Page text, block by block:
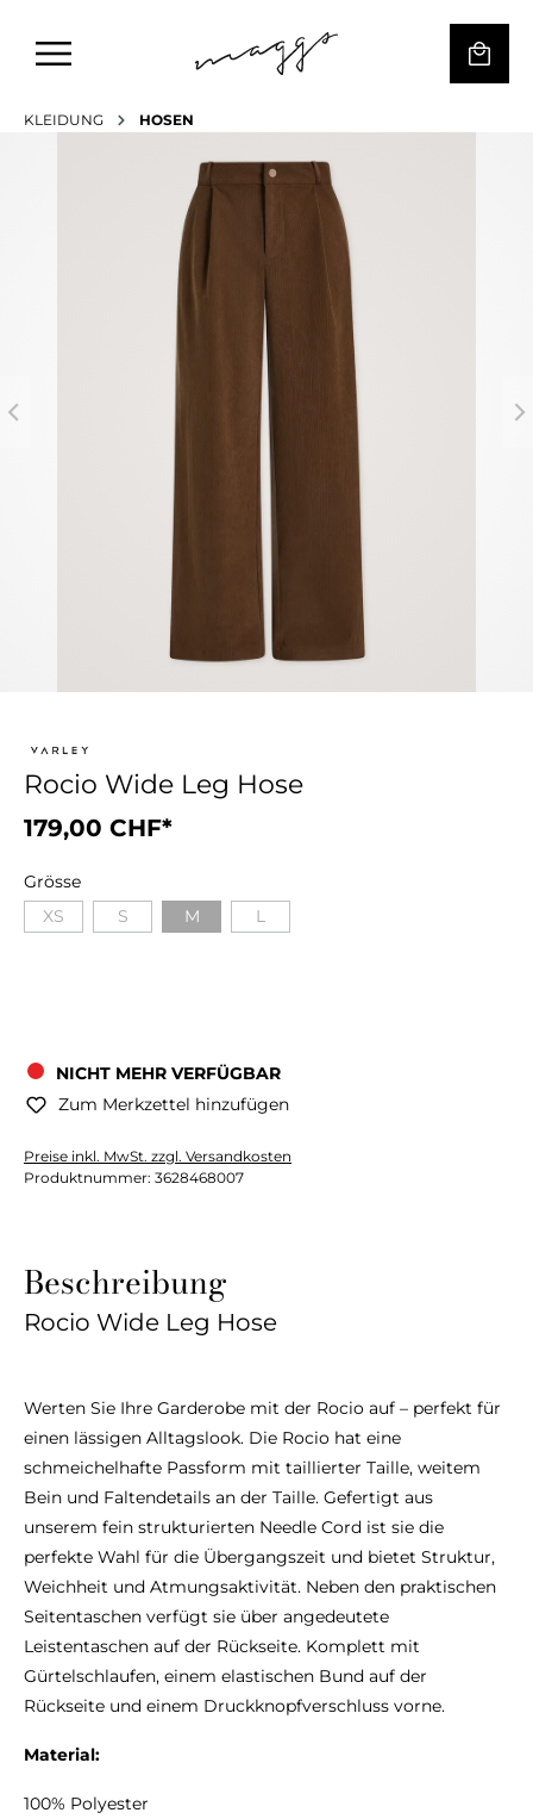
KLEIDUNG HOSEN
Rocio Wide Leg Hose
179,00 CHF*
Grösse
XS
S M L
NICHT MEHR VERFÜGBAR
Zum Merkzettel hinzufügen
Preise inkl. MwSt. zzgl. Versandkosten
Produktnummer: 3628468007
Beschreibung
Rocio Wide Leg Hose
Werten Sie Ihre Garderobe mit der Rocio auf – perfekt für
einen lässigen Alltagslook. Die Rocio hat eine
schmeichelhafte Passform mit taillierter Taille, weitem
Bein und Faltendetails an der Taille. Gefertigt aus
unserem fein strukturierten Needle Cord ist sie die
perfekte Wahl für die Übergangszeit und bietet Struktur,
Weichheit und Atmungsaktivität. Neben den praktischen
Seitentaschen verfügt sie über angedeutete
Leistentaschen auf der Rückseite. Komplett mit
Gürtelschlaufen, einem elastischen Bund auf der
Rückseite und einem Druckknopfverschluss vorne.
Material:
100% Polyester